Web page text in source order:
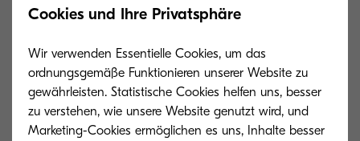
erhöhre IT- und Dokumentensicherheit
ausgestattet. „Vertraulicher Druck“ mit PIN-Code-
Abfrage sowie die Möglichkeit, den Nutzerkreis
per Benutzer-Loginverwaltung einzuschränken,
Cookies und Ihre Privatsphäre
Wir verwenden Essentielle Cookies, um das
ordnungsgemäße Funktionieren unserer Website zu
gewährleisten. Statistische Cookies helfen uns, besser
zu verstehen, wie unsere Website genutzt wird, und
Marketing-Cookies ermöglichen es uns, Inhalte besser